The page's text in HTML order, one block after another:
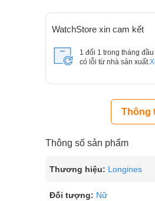
WatchStore xin cam kết
1 đổi 1 trong tháng
có lỗi từ nhà sản xuất.
Thông
Thông số sản phẩm
Thương hiệu: Longines
Đối tượng: Nữ